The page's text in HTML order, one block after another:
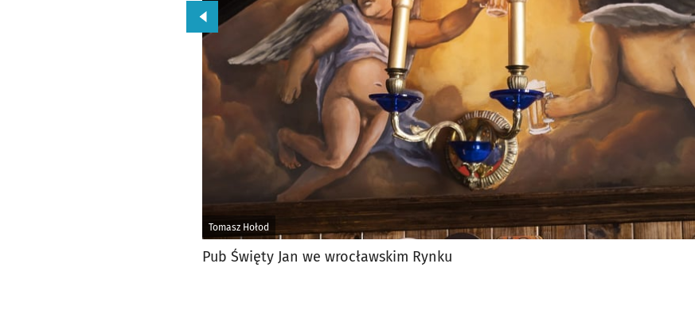
Tomasz Hołod
Przejdź do poprzedniego zdjęcia.
Pub Święty Jan we wrocławskim Rynku